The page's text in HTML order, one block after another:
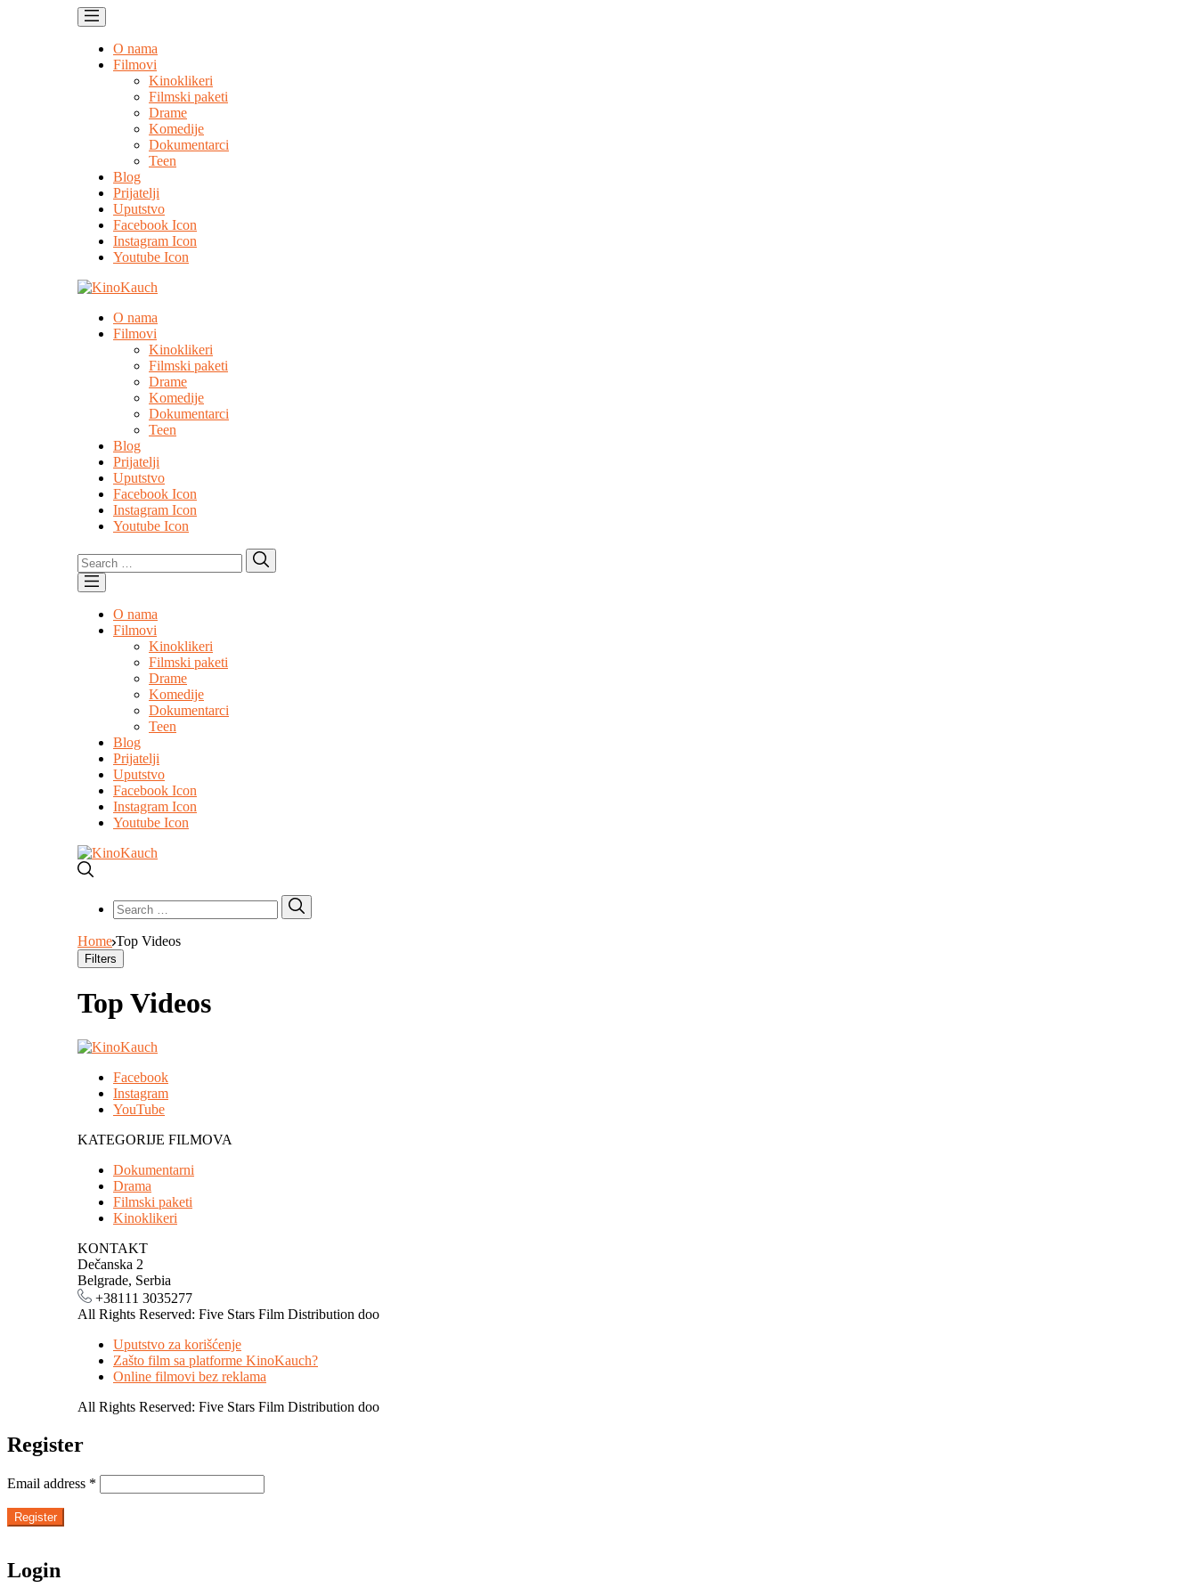
O nama
Filmovi
Kinoklikeri
Filmski paketi
Drame
Komedije
Dokumentarci
Teen
Blog
Prijatelji
Uputstvo
Facebook Icon
Instagram Icon
Youtube Icon
O nama
Filmovi
Kinoklikeri
Filmski paketi
Drame
Komedije
Dokumentarci
Teen
Blog
Prijatelji
Uputstvo
Facebook Icon
Instagram Icon
Youtube Icon
Search
for:
O nama
Filmovi
Kinoklikeri
Filmski paketi
Drame
Komedije
Dokumentarci
Teen
Blog
Prijatelji
Uputstvo
Facebook Icon
Instagram Icon
Youtube Icon
Search
for:
Home Top Videos
Filters
Top Videos
Facebook
Instagram
YouTube
KATEGORIJE FILMOVA
Dokumentarni
Drama
Filmski paketi
Kinoklikeri
KONTAKT
Dečanska 2
Belgrade, Serbia
+38111 3035277
All Rights Reserved: Five Stars Film Distribution doo
Uputstvo za korišćenje
Zašto film sa platforme KinoKauch?
Online filmovi bez reklama
All Rights Reserved: Five Stars Film Distribution doo
Register
Email address *
Register
Login